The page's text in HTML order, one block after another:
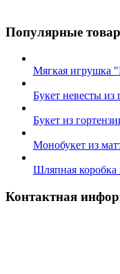
Популярные
Мягкая игрушка
Букет невесты
Букет из
Монобукет из
Шляпная коробка
Контактная